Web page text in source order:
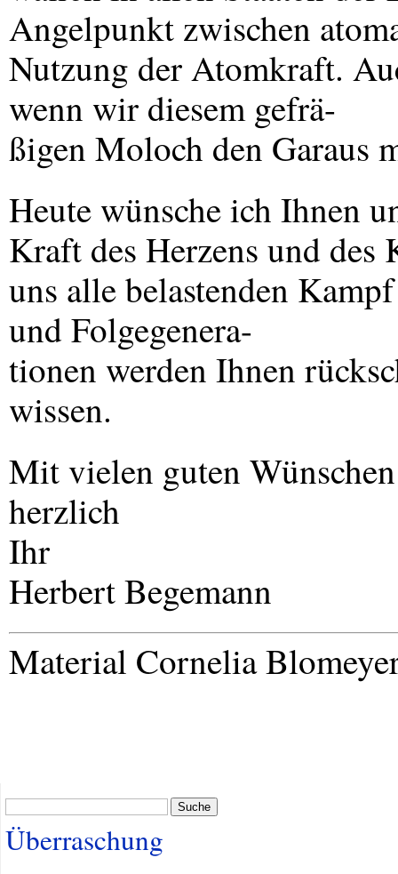
Angelpunkt zwischen
Nutzung der Atomkraft.
wenn wir diesem gefrä-
ßigen Moloch den Garaus
Heute wünsche ich Ihnen
Kraft des Herzens und
uns alle belastenden
und Folgegenera-
tionen werden Ihnen
wissen.
Mit vielen guten
herzlich
Ihr
Herbert Begemann
Material Cornelia
Suche
Überraschung